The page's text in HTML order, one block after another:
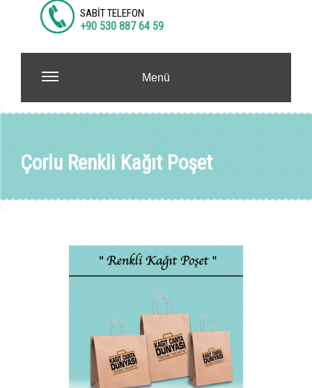
SABİT TELEFON
+90 530 887 64 59
Menü
Çorlu Renkli Kağıt Poşet